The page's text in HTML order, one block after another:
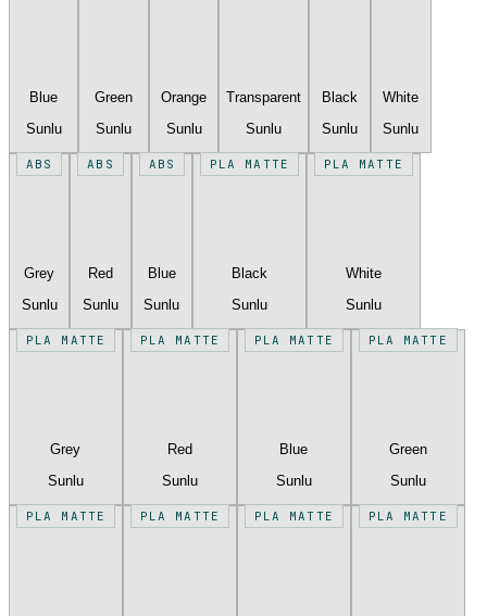
Blue
Sunlu
Green
Sunlu
Orange
Sunlu
Transparent
Sunlu
Black
Sunlu
White
Sunlu
ABS
Grey
Sunlu
ABS
Red
Sunlu
ABS
Blue
Sunlu
PLA MATTE
Black
Sunlu
PLA MATTE
White
Sunlu
PLA MATTE
Grey
Sunlu
PLA MATTE
Red
Sunlu
PLA MATTE
Blue
Sunlu
PLA MATTE
Green
Sunlu
PLA MATTE PLA MATTE PLA MATTE PLA MATTE